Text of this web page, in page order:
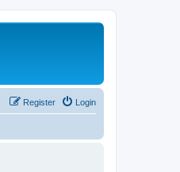
Login
Register